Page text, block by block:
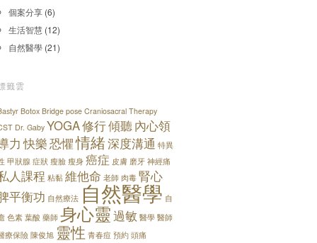
個案分享 (6)
生活智慧 (12)
自然醫學 (21)
籤雲
Botox Bridge pose Craniosacral Therapy
Dr. Gaby YOGA修行傾聽內心領
力 快樂恐懼情緒深度溝通 特異
甲狀腺 症狀 瘦臉 瘦身 癌症 皮膚 磨牙 神經痛
人課程 粘黏 維他命 老師 肉毒 腎心
平衡功 自然療法 自然醫學 自
色素 葉酸 藥師 身心靈過敏 醫學 醫師
療保險 陳俊旭 靈性 青春痘 預約 頭痛